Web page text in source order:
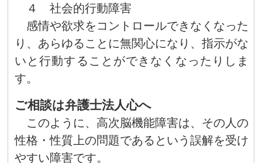
４ 社会的行動障害
感情や欲求をコントロールできなくなった
り、あらゆることに無関心になり、指示がな
いと行動することができなくなったりしま
す。
ご相談は弁護士法人心へ
このように、高次脳機能障害は、その人の
性格・性質上の問題であるという誤解を受け
やすい障害です。